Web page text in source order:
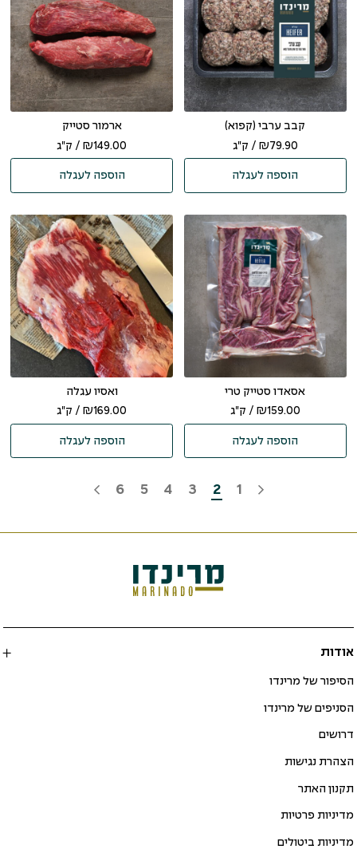
קבב ערבי (קפוא)
₪79.90 / ק"ג
הוספה לעגלה
ארמור סטייק
₪149.00 / ק"ג
הוספה לעגלה
אסאדו סטייק טרי
₪159.00 / ק"ג
הוספה לעגלה
ואסיו עגלה
₪169.00 / ק"ג
הוספה לעגלה
1
2
3
4
5
6
אודות
הסיפור של מרינדו
הסניפים של מרינדו
דרושים
הצהרת נגישות
תקנון האתר
מדיניות פרטיות
מדיניות ביטולים